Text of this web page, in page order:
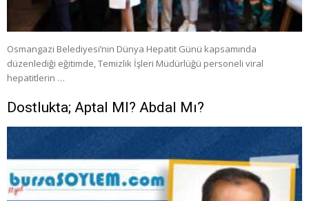
Osmangazi Belediyesi’nin Dünya Hepatit Günü kapsamında
düzenlediği eğitimde, Temizlik İşleri Müdürlüğü personeli viral
hepatitlerin …
Dostlukta; Aptal MI? Abdal Mı?